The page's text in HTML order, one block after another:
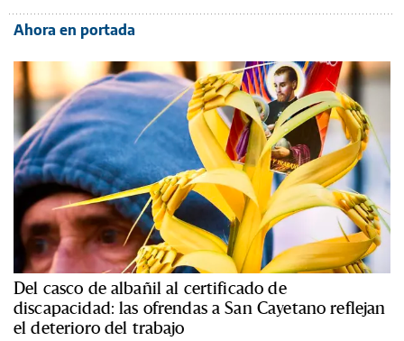
Ahora en portada
Del casco de albañil al certificado de
discapacidad: las ofrendas a San Cayetano reflejan
el deterioro del trabajo